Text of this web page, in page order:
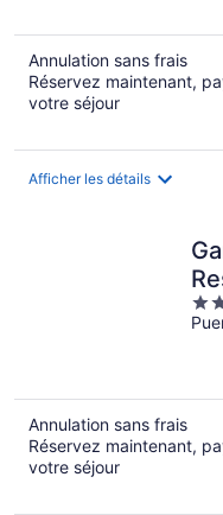
Annulation sans frais
Réservez maintenant,
votre séjour
Afficher les détails
5
out
Annulation sans frais
Réservez maintenant,
votre séjour